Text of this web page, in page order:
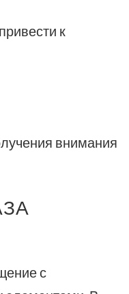
к
внимания
с